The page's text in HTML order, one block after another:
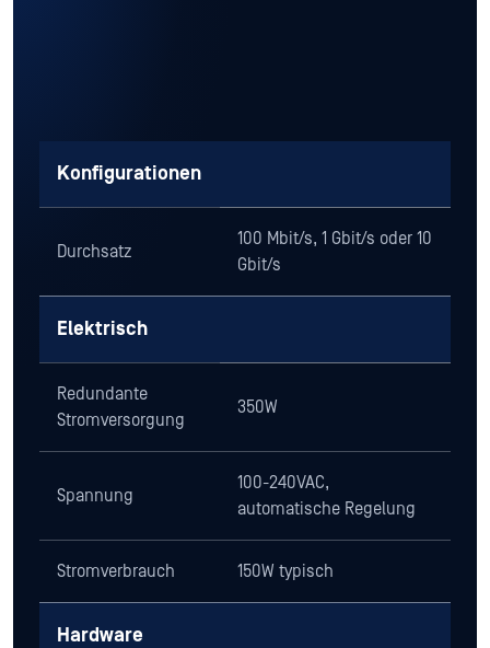
Konfigurationen
Durchsatz
100 Mbit/s, 1 Gbit/s oder 10
Gbit/s
Elektrisch
Redundante
Stromversorgung
350W
Spannung
100-240VAC,
automatische Regelung
Stromverbrauch 150W typisch
Hardware